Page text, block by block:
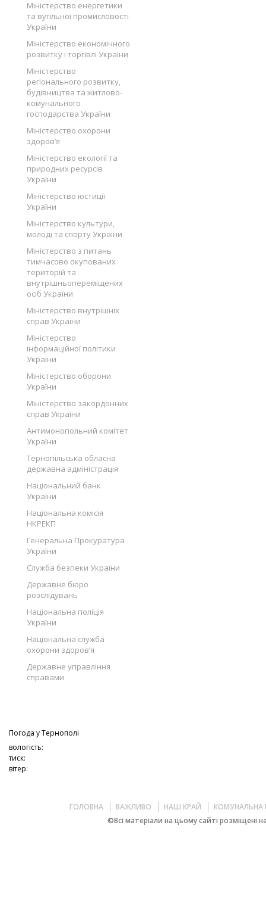
Міністерство енергетики
та вугільної промисловості
України
Міністерство економічного
розвитку і торгівлі України
Міністерство
регіонального розвитку,
будівництва та житлово-
комунального
господарства України
Міністерство охорони
здоров’я
Міністерство екології та
природних ресурсів
України
Міністерство юстиції
України
Міністерство культури,
молоді та спорту України
Міністерство з питань
тимчасово окупованих
територій та
внутрішньопереміщених
осіб України
Міністерство внутрішніх
справ України
Міністерство
інформаційної політики
України
Міністерство оборони
України
Міністерство закордонних
справ України
Антимонопольний комітет
України
Тернопільська обласна
державна адміністрація
Національний банк
України
Національна комісія
НКРЕКП
Генеральна Прокуратура
України
Служба безпеки України
Державне бюро
розслідувань
Національна поліція
України
Національна служба
охорони здоров’я
Державне управління
справами
Погода уТернополі
вологість:
тиск:
вітер:
ГОЛОВНА ВАЖЛИВО НАШ КРАЙ
КОМУНАЛЬНА
©Всі матеріали на цьому сайті розміщені